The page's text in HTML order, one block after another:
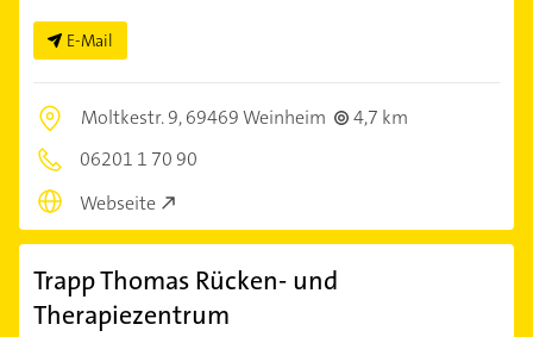
E-Mail
Moltkestr. 9,69469 Weinheim
4,7 km
06201 1 70 90
Webseite
Trapp Thomas Rücken- und
Therapiezentrum